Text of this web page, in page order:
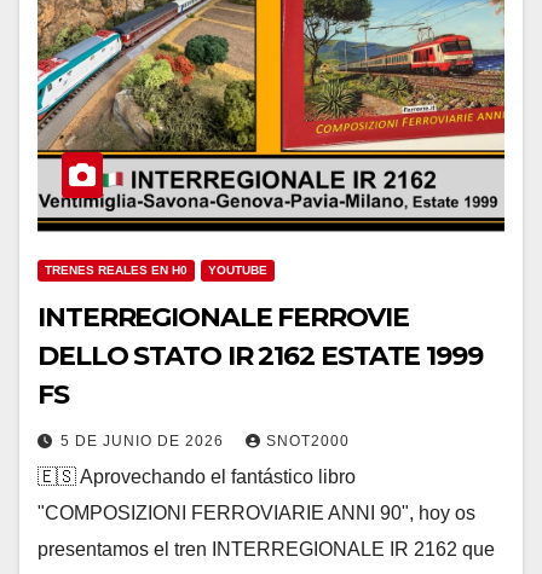
TRENES REALES EN H0 YOUTUBE
INTERREGIONALE FERROVIE
DELLO STATO IR 2162 ESTATE 1999
FS
5 DE JUNIO DE 2026 SNOT2000
🇪🇸 Aprovechando el fantástico libro
"COMPOSIZIONI FERROVIARIE ANNI 90", hoy os
presentamos el tren INTERREGIONALE IR 2162 que